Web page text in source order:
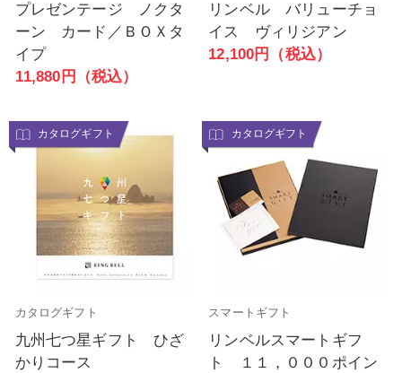
プレゼンテージ ノクタ
ーン カード／ＢＯＸタ
イプ
11,880円（税込）
リンベル バリューチョ
イス ヴィリジアン
12,100円（税込）
カタログギフト
カタログギフト
九州七つ星ギフト ひざ
かりコース
カタログギフト
スマートギフト
リンベルスマートギフ
ト １１，０００ポイン